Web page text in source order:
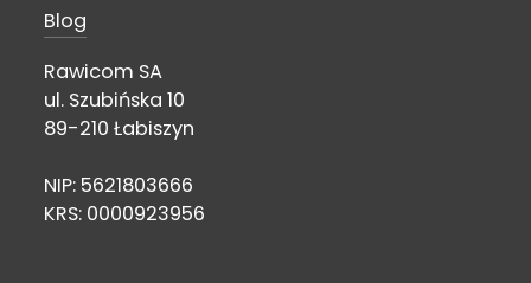
Blog
Rawicom SA
ul. Szubińska 10
89-210 Łabiszyn
NIP: 5621803666
KRS: 0000923956